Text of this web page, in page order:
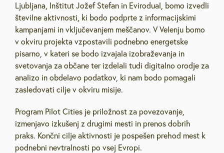
Ljubljana, Inštitut Jožef Stefan in Evirodual, bomo izvedli
številne aktivnosti, ki bodo podprte z informacijskimi
kampanjami in vključevanjem meščanov. V Velenju bomo
v okviru projekta vzpostavili podnebno energetske
pisarno, v kateri se bodo izvajala izobraževanja in
svetovanja za občane ter izdelali tudi digitalno orodje za
analizo in obdelavo podatkov, ki nam bodo pomagali
zasledovati cilje v okviru misije.
Program Pilot Cities je priložnost za povezovanje,
izmenjavo izkušenj z drugimi mesti in prenos dobrih
praks. Končni cilje aktivnosti je pospešen prehod mest k
podnebni nevtralnosti po vsej Evropi.